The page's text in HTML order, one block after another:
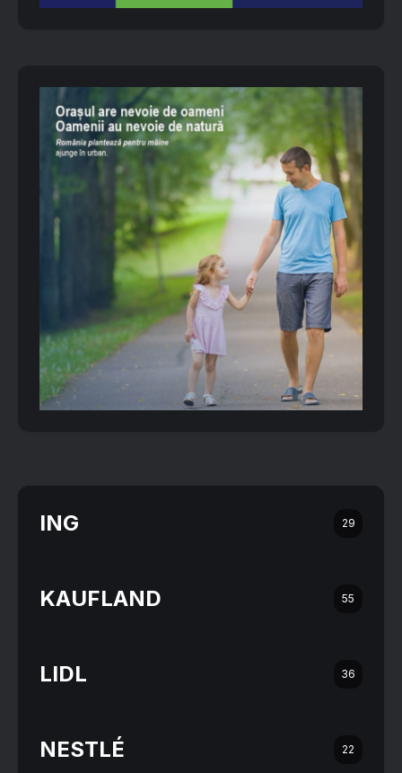
ING 29
KAUFLAND 55
LIDL 36
NESTLÉ 22